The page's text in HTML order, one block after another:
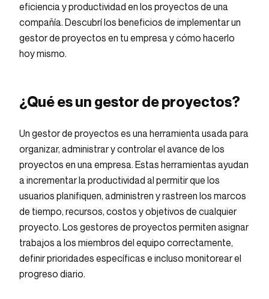
eficiencia y productividad en los proyectos de una
compañía. Descubrí los beneficios de implementar un
gestor de proyectos en tu empresa y cómo hacerlo
hoy mismo.
¿Qué es un gestor de proyectos?
Un gestor de proyectos es una herramienta usada para
organizar, administrar y controlar el avance de los
proyectos en una empresa. Estas herramientas ayudan
a incrementar la productividad al permitir que los
usuarios planifiquen, administren y rastreen los marcos
de tiempo, recursos, costos y objetivos de cualquier
proyecto. Los gestores de proyectos permiten asignar
trabajos a los miembros del equipo correctamente,
definir prioridades específicas e incluso monitorear el
progreso diario.